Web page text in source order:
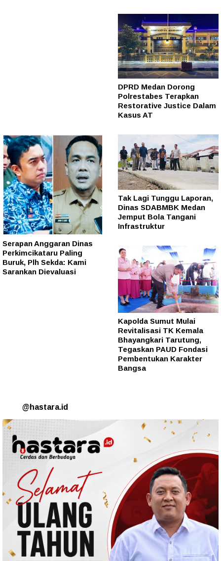
DPRD Medan Dorong
Polrestabes Terapkan
Restorative Justice Dalam
Kasus AT
Serapan Anggaran Dinas
Perkimcikataru Paling
Buruk, Plh Sekda: Kami
Sarankan Dievaluasi
Tak Lagi Tunggu Laporan,
Dinas SDABMBK Medan
Jemput Bola Tangani
Infrastruktur
Kapolda Sumut Mulai
Revitalisasi TK Kemala
Bhayangkari Tarutung,
Tegaskan PAUD Fondasi
Pembentukan Karakter
Bangsa
@hastara.id